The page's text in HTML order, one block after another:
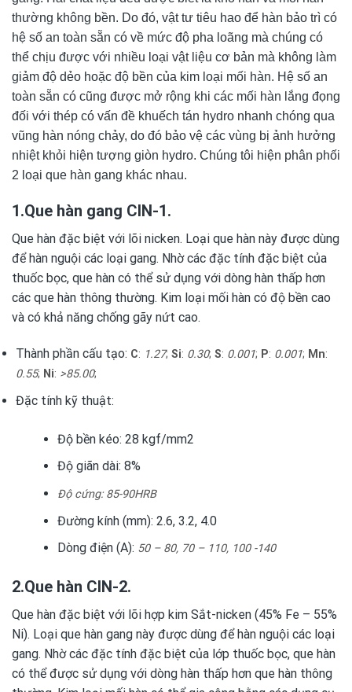
thường không bền. Do đó, vật tư tiêu hao để hàn bảo trì có
hệ số an toàn sẵn có về mức độ pha loãng mà chúng có
thể chịu được với nhiều loại vật liệu cơ bản mà không làm
giảm độ dẻo hoặc độ bền của kim loại mối hàn. Hệ số an
toàn sẵn có cũng được mở rộng khi các mối hàn lắng đọng
đối với thép có vấn đề khuếch tán hydro nhanh chóng qua
vũng hàn nóng chảy, do đó bảo vệ các vùng bị ảnh hưởng
nhiệt khỏi hiện tượng giòn hydro. Chúng tôi hiện phân phối
2 loại que hàn gang khác nhau.
1.Que hàn gang CIN-1.
Que hàn đặc biệt với lõi nicken. Loại que hàn này được dùng
để hàn nguội các loại gang. Nhờ các đặc tính đặc biệt của
thuốc bọc, que hàn có thể sử dụng với dòng hàn thấp hơn
các que hàn thông thường. Kim loại mối hàn có độ bền cao
và có khả năng chống gãy nứt cao.
Thành phần cấu tạo: C: 1.27; Si: 0.30; S: 0.001; P: 0.001; Mn:
0.55; Ni: >85.00;
Đặc tính kỹ thuật:
Độ bền kéo: 28 kgf/mm2
Độ giãn dài: 8%
Độ cứng: 85-90HRB
Đường kính (mm): 2.6, 3.2, 4.0
Dòng điện (A): 50 – 80, 70 – 110, 100 -140
2.Que hàn CIN-2.
Que hàn đặc biệt với lõi hợp kim Sắt-nicken (45% Fe – 55%
Ni). Loại que hàn gang này được dùng để hàn nguội các loại
gang. Nhờ các đặc tính đặc biệt của lớp thuốc bọc, que hàn
có thể được sử dụng với dòng hàn thấp hơn que hàn thông